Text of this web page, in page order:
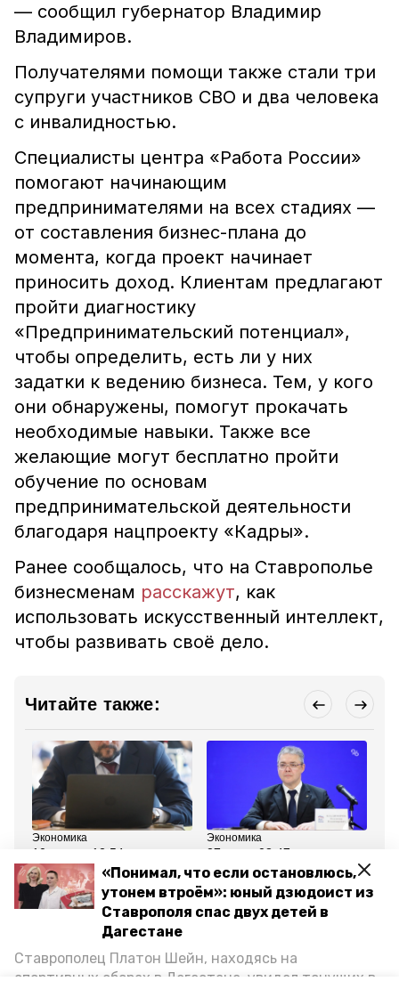
«Понимал, что если остановлюсь,
утонем втроём»: юный дзюдоист из
Ставрополя спас двух детей в
Дагестане
Ставрополец Платон Шейн, находясь на
— сообщил губернатор Владимир
Владимиров.
Получателями помощи также стали три
супруги участников СВО и два человека
с инвалидностью.
Специалисты центра «Работа России»
помогают начинающим
предпринимателями на всех стадиях —
от составления бизнес-плана до
момента, когда проект начинает
приносить доход. Клиентам предлагают
пройти диагностику
«Предпринимательский потенциал»,
чтобы определить, есть ли у них
задатки к ведению бизнеса. Тем, у кого
они обнаружены, помогут прокачать
необходимые навыки. Также все
желающие могут бесплатно пройти
обучение по основам
предпринимательской деятельности
благодаря нацпроекту «Кадры».
Ранее сообщалось, что на Ставрополье
бизнесменам расскажут, как
использовать искусственный интеллект,
чтобы развивать своё дело.
Читайте также:
Экономика
10 июня , 12:54
Российский бизнес стал
чаще размещать
свободные деньги на
бирже
Экономика
27 мая , 08:47
Глава Ставрополья
системно поддерживает
малый бизнес — эксперт
Еловский
Все новости